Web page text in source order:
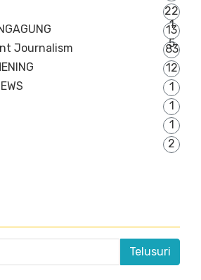
22
1
13
5
Journalism
83
12
1
1
1
2